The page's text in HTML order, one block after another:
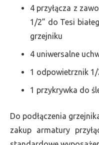
4 przyłącza z
1/2” do Tesi
grzejniku
4 uniwersalne
1 odpowietrznik 1/
1 przykrywka do
Do podłączenia
zakup armatury